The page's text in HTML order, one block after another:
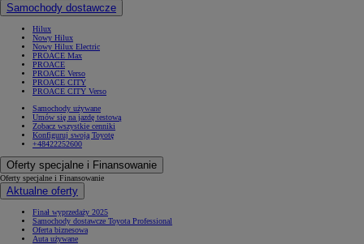
Samochody dostawcze
Hilux
Nowy Hilux
Nowy Hilux Electric
PROACE Max
PROACE
PROACE Verso
PROACE CITY
PROACE CITY Verso
Samochody używane
Umów się na jazdę testową
Zobacz wszystkie cenniki
Konfiguruj swoją Toyotę
+48422252600
Oferty specjalne i Finansowanie
Oferty specjalne i Finansowanie
Aktualne oferty
Finał wyprzedaży 2025
Samochody dostawcze Toyota Professional
Oferta biznesowa
Auta używane